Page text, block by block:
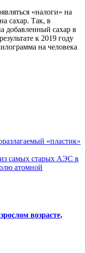
«налоги» на
сахар. Так, в
добавленный сахар в
к 2019 году
на человека
«пластик»
самых старых АЭС в
атомной
возрасте,